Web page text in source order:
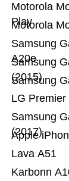
Karbonn
Lava A51
Apple
Samsung
(2017)
LG Premier
Samsung
Samsung
(2015)
Samsung
A20e
Motorola
Motorola
Play